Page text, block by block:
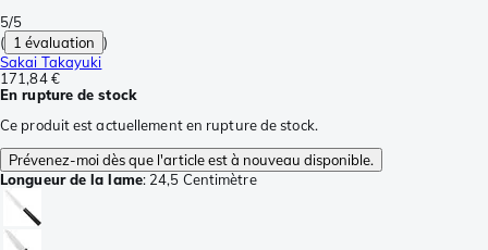
5/5
( 1 évaluation )
Sakai Takayuki
171,84 €
En rupture de stock
Ce produit est actuellement en rupture de stock.
Prévenez-moi dès que l'article est à nouveau disponible.
Longueur de la lame: 24,5 Centimètre